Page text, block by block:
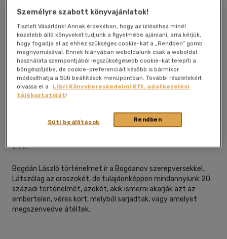
Kívánságlistához adom
oldal
Bogdán László történelmet ír a Bogdanov szerepversekkel.
Látszólag az oroszokét, de tulajdonképpen mindannyiunk 20.
századi történelmét, azokét, akik ismerni akarják azt az
embertelen, véres kort, melyből sarjadtak, vagy amelyet
megszenvedve átéltek.
Személyre szabott könyvajánlatok!
Tisztelt Vásárlónk! Annak érdekében, hogy az ízléséhez minél
közelebb álló könyveket tudjunk a figyelmébe ajánlani, arra kérjük,
hogy fogadja el az ehhez szükséges cookie-kat a „Rendben” gomb
megnyomásával. Ennek hiányában weboldalunk csak a weboldal
használata szempontjából legszükségesebb cookie-kat telepíti a
böngészőjébe, de cookie-preferenciáit később is bármikor
módosíthatja a Süti beállítások menüpontban. További részletekért
olvassa el a
Libri Könyvkereskedelmi Kft. adatkezelési
tájékoztatóját!
Rendben
Süti beállítások